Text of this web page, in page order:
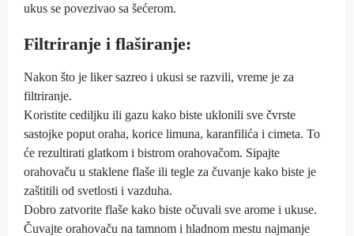
ukus se povezivao sa šećerom.
Filtriranje i flaširanje:
Nakon što je liker sazreo i ukusi se razvili, vreme je za
filtriranje.
Koristite cediljku ili gazu kako biste uklonili sve čvrste
sastojke poput oraha, korice limuna, karanfilića i cimeta. To
će rezultirati glatkom i bistrom orahovačom. Sipajte
orahovaču u staklene flaše ili tegle za čuvanje kako biste je
zaštitili od svetlosti i vazduha.
Dobro zatvorite flaše kako biste očuvali sve arome i ukuse.
Čuvajte orahovaču na tamnom i hladnom mestu najmanje